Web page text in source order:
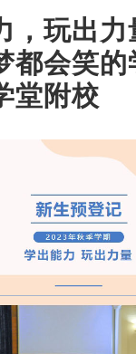
，玩出力
都会笑
堂附校